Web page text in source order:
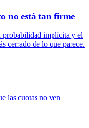
no está tan firme
probabilidad implícita y el
cerrado de lo que parece.
las cuotas no ven